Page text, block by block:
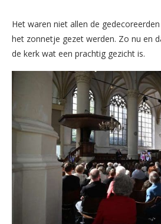
Het waren niet allen de
het zonnetje gezet werden. Zo nu en
de kerk wat een prachtig gezicht is.